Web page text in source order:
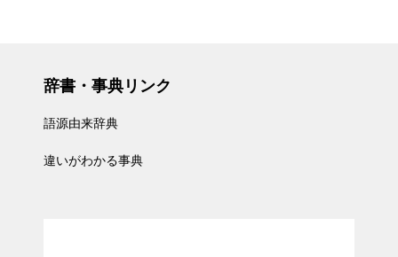
辞書・事典リンク
語源由来辞典
違いがわかる事典